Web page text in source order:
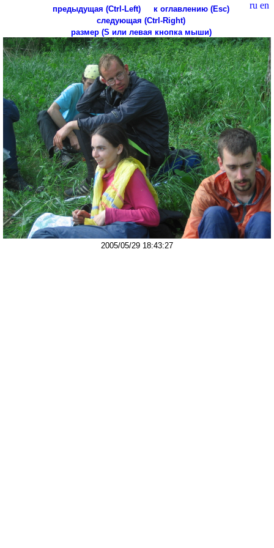
ru en
предыдущая (Ctrl-Left)
к оглавлению (Esc)
следующая (Ctrl-Right)
размер (S или левая кнопка мыши)
2005/05/29 18:43:27